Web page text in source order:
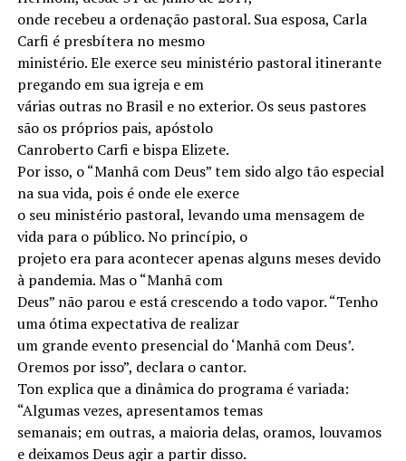
onde recebeu a ordenação pastoral. Sua esposa, Carla
Carfi é presbítera no mesmo
ministério. Ele exerce seu ministério pastoral itinerante
pregando em sua igreja e em
várias outras no Brasil e no exterior. Os seus pastores
são os próprios pais, apóstolo
Canroberto Carfi e bispa Elizete.
Por isso, o “Manhã com Deus” tem sido algo tão especial
na sua vida, pois é onde ele exerce
o seu ministério pastoral, levando uma mensagem de
vida para o público. No princípio, o
projeto era para acontecer apenas alguns meses devido
à pandemia. Mas o “Manhã com
Deus” não parou e está crescendo a todo vapor. “Tenho
uma ótima expectativa de realizar
um grande evento presencial do ‘Manhã com Deus’.
Oremos por isso”, declara o cantor.
Ton explica que a dinâmica do programa é variada:
“Algumas vezes, apresentamos temas
semanais; em outras, a maioria delas, oramos, louvamos
e deixamos Deus agir a partir disso.